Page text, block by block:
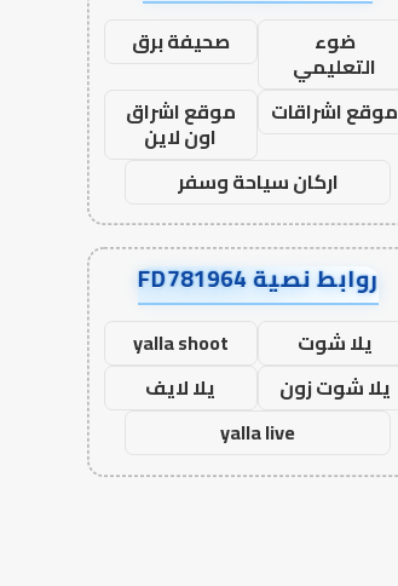
ضوء
التعليمي
صحيفة برق
موقع اشراقات
موقع اشراق
اون لاين
اركان سياحة وسفر
روابط نصية FD781964
يلا شوت
yalla shoot
يلا شوت زون
يلا لايف
yalla live